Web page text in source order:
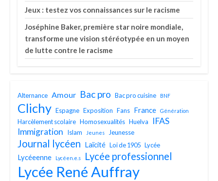
Jeux : testez vos connaissances sur le racisme
Joséphine Baker, première star noire mondiale,
transforme une vision stéréotypée en un moyen
de lutte contre le racisme
Alternance Amour Bac pro Bac pro cuisine BNF
Clichy Espagne Exposition Fans France Génération
Harcèlement scolaire Homosexualités Huelva
IFAS
Immigration
Islam Jeunes Jeunesse
Journal lycéen Laïcité Loi de 1905 Lycée
Lycéeenne Lycéen.e.s Lycée professionnel
Lycée René Auffray